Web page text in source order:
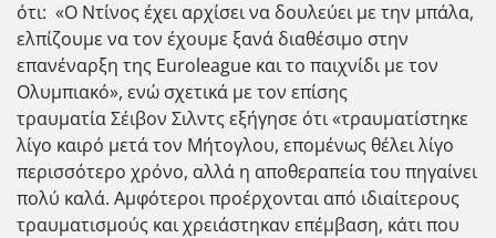
ότι: «Ο Ντίνος έχει αρχίσει να δουλεύει με την μπάλα,
ελπίζουμε να τον έχουμε ξανά διαθέσιμο στην
επανέναρξη της Euroleague και το παιχνίδι με τον
Ολυμπιακό», ενώ σχετικά με τον επίσης
τραυματία Σέιβον Σιλντς εξήγησε ότι «τραυματίστηκε
λίγο καιρό μετά τον Μήτογλου, επομένως θέλει λίγο
περισσότερο χρόνο, αλλά η αποθεραπεία του πηγαίνει
πολύ καλά. Αμφότεροι προέρχονται από ιδιαίτερους
τραυματισμούς και χρειάστηκαν επέμβαση, κάτι που